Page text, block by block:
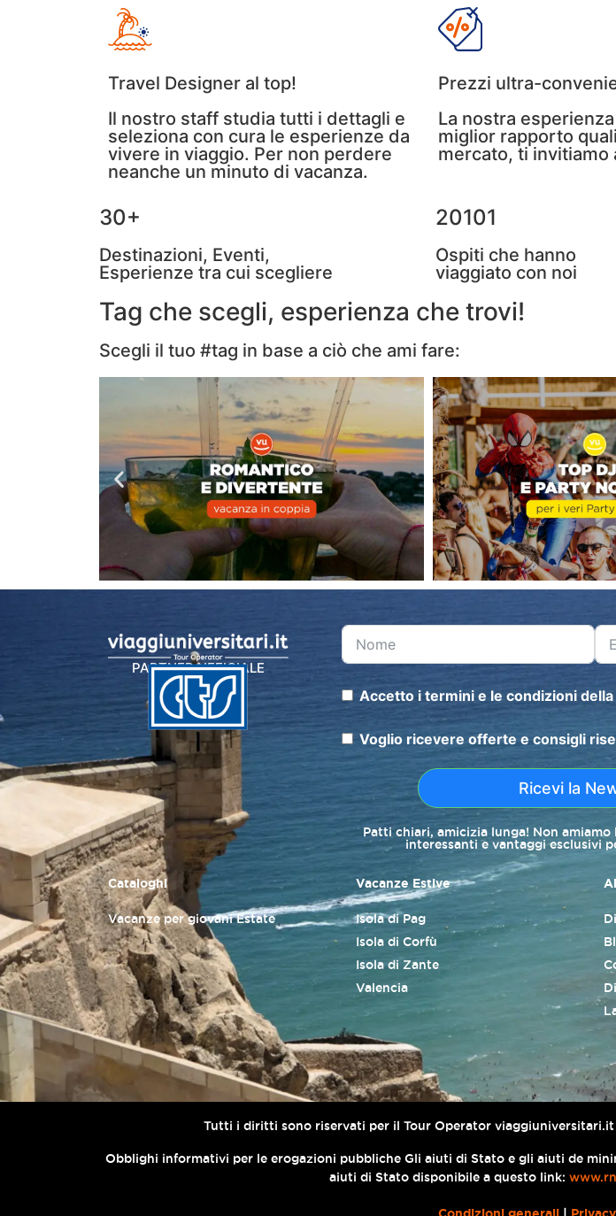
Travel Designer al top!
Il nostro staff studia tutti i dettagli e
seleziona con cura le esperienze da
vivere in viaggio. Per non perdere
neanche un minuto di vacanza.
Prezzi ultra-
La nostra
miglior rapporto
mercato, ti invitiamo
30+
Destinazioni, Eventi,
Esperienze tra cui scegliere
20101
Ospiti che hanno
viaggiato con noi
Tag che scegli, esperienza che trovi!
Scegli il tuo #tag in base a ciò che ami fare:
PARTNER UFFICIALE
Accetto i termini e le condizioni della
Voglio ricevere offerte e consigli
Ricevi la
Patti chiari, amicizia lunga! Non
interessanti e vantaggi esclusivi
Cataloghi
Vacanze per giovani Estate
Vacanze Estive
Isola di Pag
Isola di Corfù
Isola di Zante
Valencia
Tutti i diritti sono riservati per il Tour Operator viaggiuniversitari.it
Obblighi informativi per le erogazioni pubbliche Gli aiuti di Stato e gli aiuti de
aiuti di Stato disponibile a questo link: